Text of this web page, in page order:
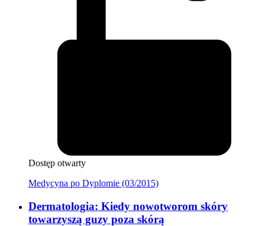
Dostęp otwarty
Medycyna po Dyplomie (03/2015)
Dermatologia: Kiedy nowotworom skóry
towarzyszą guzy poza skórą